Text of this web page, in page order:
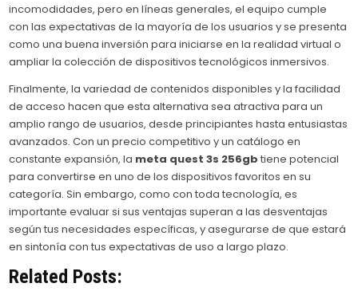
incomodidades, pero en líneas generales, el equipo cumple
con las expectativas de la mayoría de los usuarios y se presenta
como una buena inversión para iniciarse en la realidad virtual o
ampliar la colección de dispositivos tecnológicos inmersivos.
Finalmente, la variedad de contenidos disponibles y la facilidad
de acceso hacen que esta alternativa sea atractiva para un
amplio rango de usuarios, desde principiantes hasta entusiastas
avanzados. Con un precio competitivo y un catálogo en
constante expansión, la meta quest 3s 256gb tiene potencial
para convertirse en uno de los dispositivos favoritos en su
categoría. Sin embargo, como con toda tecnología, es
importante evaluar si sus ventajas superan a las desventajas
según tus necesidades específicas, y asegurarse de que estará
en sintonía con tus expectativas de uso a largo plazo.
Related Posts: